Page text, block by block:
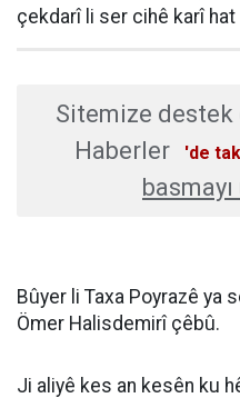
çekdarî li ser cihê karî
Sitemize
Haberler
'de
Bûyer li Taxa Poyrazê ya
Ömer Halisdemirî çêbû.
Ji aliyê kes an kesên ku